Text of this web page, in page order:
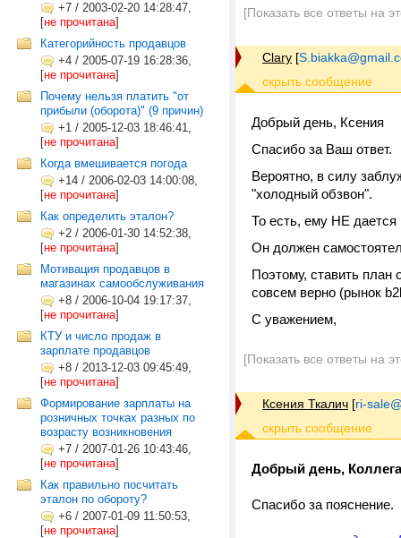
+7 / 2003-02-20 14:28:47,
[не прочитана]
Категорийность продавцов
+4 / 2005-07-19 16:28:36,
[не прочитана]
Почему нельзя платить "от
прибыли (оборота)" (9 причин)
+1 / 2005-12-03 18:46:41,
[не прочитана]
Когда вмешивается погода
+14 / 2006-02-03 14:00:08,
[не прочитана]
Как определить эталон?
+2 / 2006-01-30 14:52:38,
[не прочитана]
Мотивация продавцов в
магазинах самообслуживания
+8 / 2006-10-04 19:17:37,
[не прочитана]
КТУ и число продаж в
зарплате продавцов
+8 / 2013-12-03 09:45:49,
[не прочитана]
Формирование зарплаты на
розничных точках разных по
возрасту возникновения
+7 / 2007-01-26 10:43:46,
[не прочитана]
Как правильно посчитать
эталон по обороту?
+6 / 2007-01-09 11:50:53,
[не прочитана]
[Показать все ответы на
Clary [
Добрый день, Ксения
Спасибо за Ваш ответ.
Вероятно, в силу
"холодный обзвон".
То есть, ему НЕ дается
Он должен
Поэтому, ставить план
совсем верно (рынок
С уважением,
[Показать все ответы на
Ксения Ткалич [ri-
Добрый день,
Спасибо за пояснение.